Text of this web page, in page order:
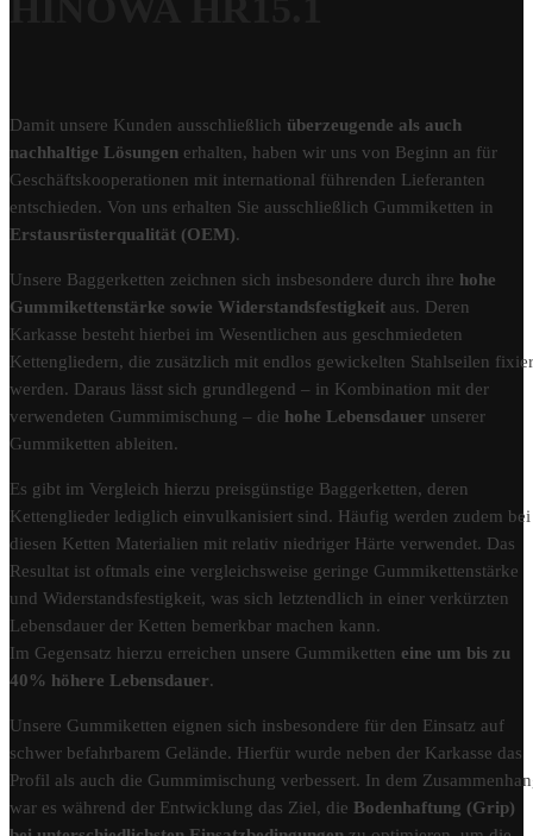
Damit unsere Kunden ausschließlich überzeugende als auch
nachhaltige Lösungen erhalten, haben wir uns von Beginn an für
Geschäftskooperationen mit international führenden Lieferanten
entschieden. Von uns erhalten Sie ausschließlich Gummiketten in
Erstausrüsterqualität (OEM).
Unsere Baggerketten zeichnen sich insbesondere durch ihre hohe
Gummikettenstärke sowie Widerstandsfestigkeit aus. Deren
Karkasse besteht hierbei im Wesentlichen aus geschmiedeten
Kettengliedern, die zusätzlich mit endlos gewickelten Stahlseilen
werden. Daraus lässt sich grundlegend – in Kombination mit der
verwendeten Gummimischung – die hohe Lebensdauer unserer
Gummiketten ableiten.
Es gibt im Vergleich hierzu preisgünstige Baggerketten, deren
Kettenglieder lediglich einvulkanisiert sind. Häufig werden zudem bei
diesen Ketten Materialien mit relativ niedriger Härte verwendet. Das
Resultat ist oftmals eine vergleichsweise geringe Gummikettenstärke
und Widerstandsfestigkeit, was sich letztendlich in einer verkürzten
Lebensdauer der Ketten bemerkbar machen kann.
Im Gegensatz hierzu erreichen unsere Gummiketten eine um bis zu
40% höhere Lebensdauer.
Unsere Gummiketten eignen sich insbesondere für den Einsatz auf
schwer befahrbarem Gelände. Hierfür wurde neben der Karkasse das
Profil als auch die Gummimischung verbessert. In dem
war es während der Entwicklung das Ziel, die Bodenhaftung (Grip)